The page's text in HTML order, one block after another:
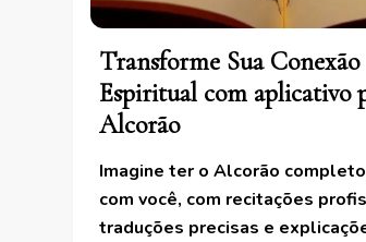
Transforme Sua Conexão
Espiritual com aplicativo
Alcorão
Imagine ter o Alcorão
com você, com recitações
traduções precisas e